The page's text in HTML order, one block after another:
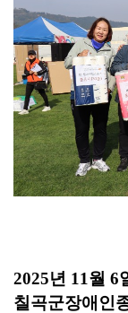
2025년 11월 6
칠곡군장애인